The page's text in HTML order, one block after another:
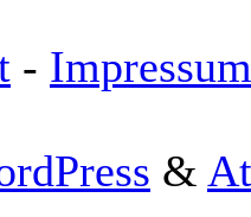
- Impressum
&